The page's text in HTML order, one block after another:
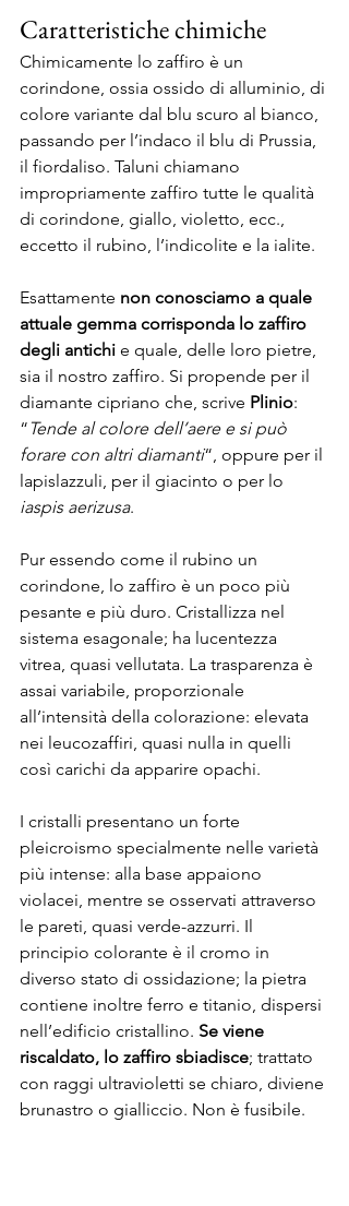
Caratteristiche chimiche
Chimicamente lo zaffiro è un
corindone, ossia ossido di alluminio, di
colore variante dal blu scuro al bianco,
passando per l’indaco il blu di Prussia,
il fiordaliso. Taluni chiamano
impropriamente zaffiro tutte le qualità
di corindone, giallo, violetto, ecc.,
eccetto il rubino, l’indicolite e la ialite.
Esattamente non conosciamo a quale
attuale gemma corrisponda lo zaffiro
degli antichi e quale, delle loro pietre,
sia il nostro zaffiro. Si propende per il
diamante cipriano che, scrive Plinio:
“ Tende al colore dell’aere e si può
forare con altri diamanti“, oppure per il
lapislazzuli, per il giacinto o per lo
iaspis aerizusa.
Pur essendo come il rubino un
corindone, lo zaffiro è un poco più
pesante e più duro. Cristallizza nel
sistema esagonale; ha lucentezza
vitrea, quasi vellutata. La trasparenza è
assai variabile, proporzionale
all’intensità della colorazione: elevata
nei leucozaffiri, quasi nulla in quelli
così carichi da apparire opachi.
I cristalli presentano un forte
pleicroismo specialmente nelle varietà
più intense: alla base appaiono
violacei, mentre se osservati attraverso
le pareti, quasi verde-azzurri. Il
principio colorante è il cromo in
diverso stato di ossidazione; la pietra
contiene inoltre ferro e titanio, dispersi
nell’edificio cristallino. Se viene
riscaldato, lo zaffiro sbiadisce; trattato
con raggi ultravioletti se chiaro, diviene
brunastro o gialliccio. Non è fusibile.